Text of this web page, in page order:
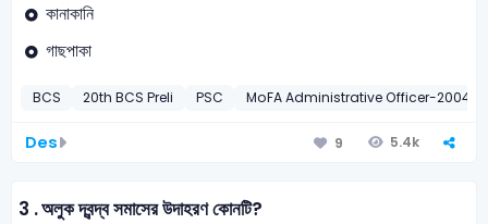
কানাকানি
গাছপাকা
BCS 20th BCS Preli PSC MoFA Administrative Officer-2004
Des 9 5.4k
3 .অলুক দ্বন্দ্ব সমাসের উদাহরণ কোনটি?